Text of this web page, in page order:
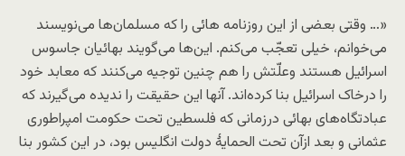
«… وقتی بعضی از این روزنامه هائی را که مسلمان‌ها می‌نویسند
می‌خوانم، خیلی تعجّب می‌کنم. این‌ها می‌گویند بهائیان جاسوس
اسرائیل هستند وعلّتش را هم چنین توجیه می‌کنند که معابد خود
را درخاک اسرائیل بنا کرده‌اند. آنها این حقیقت را ندیده می‌گیرند که
عبادتگاه‌های بهائی درزمانی که فلسطین تحت حکومت امپراطوری
عثمانی و بعد ازآن تحت الحمایۀ دولت انگلیس بود، در این کشور بنا